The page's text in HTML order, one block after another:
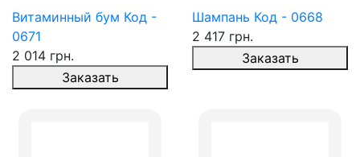
Витаминный бум Код -
0671
2 014 грн.
Заказать
Шампань Код - 0668
2 417 грн.
Заказать